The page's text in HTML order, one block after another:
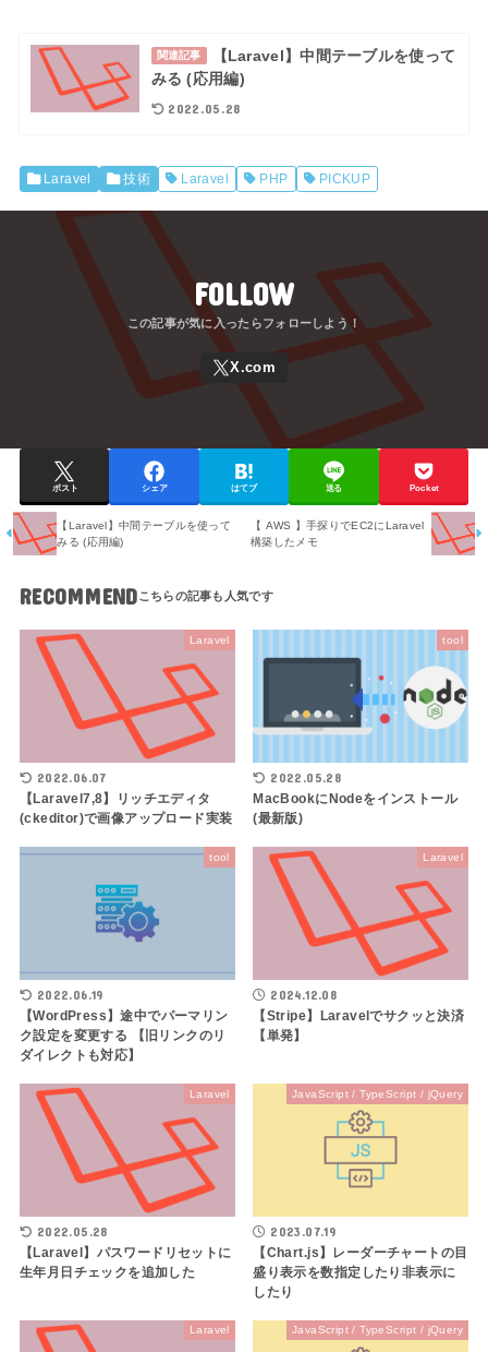
関連記事
【Laravel】中間テーブルを使って
みる (応用編)
2022.05.28
Laravel 技術 Laravel PHP PICKUP
FOLLOW
ポスト シェア はてブ 送る Pocket
【Laravel】中間テーブルを使って
みる (応用編)
【 AWS 】手探りでEC2にLaravel
構築したメモ
RECOMMEND
Laravel
2022.06.07
【Laravel7,8】リッチエディタ
(ckeditor)で画像アップロード実装
tool
2022.05.28
MacBookにNodeをインストール
(最新版)
tool
2022.06.19
【WordPress】途中でパーマリン
ク設定を変更する 【旧リンクのリ
ダイレクトも対応】
Laravel
2024.12.08
【Stripe】Laravelでサクッと決済
【単発】
Laravel
2022.05.28
【Laravel】パスワードリセットに
生年月日チェックを追加した
JavaScript / TypeScript / jQuery
2023.07.19
【Chart.js】レーダーチャートの目
盛り表示を数指定したり非表示に
したり
Laravel JavaScript / TypeScript / jQuery